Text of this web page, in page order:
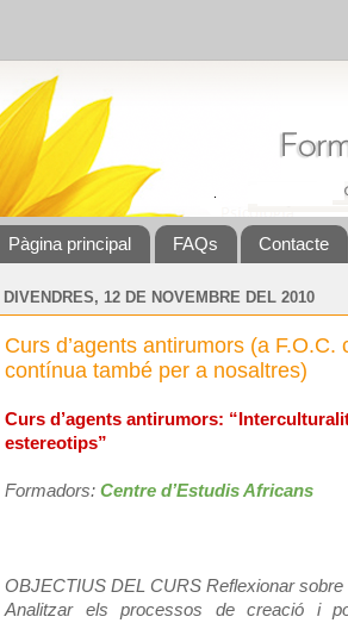
Pàgina principal FAQs Contacte
DIVENDRES, 12 DE NOVEMBRE DEL 2010
Curs d’agents antirumors (a
contínua també per a nosaltres)
Curs d’agents antirumors:
estereotips”
Formadors: Centre d’Estudis Africans
OBJECTIUS DEL CURS Reflexionar
Analitzar els processos de creació i